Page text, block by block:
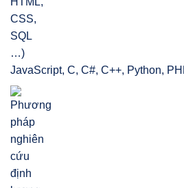
JavaScript, C, C#, C++, Python,